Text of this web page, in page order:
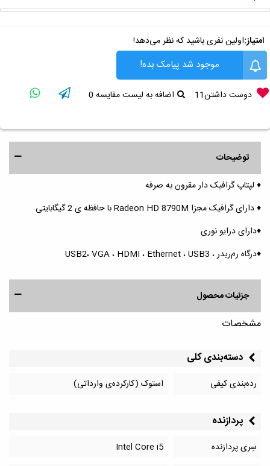
امتیاز:اولین نفری باشید که نظر می‌دهد!
موجود شد پیامک بده!
دوست داشتن11 اضافه به لیست مقایسه 0
توضیحات
♦️ لپتاپ گرافیک دار مقرون به صرفه
♦️ دارای گرافیک مجزا Radeon HD 8790M با حافظه ی 2 گیگابایتی
♦️دارای درایو نوری
♦️درگاه رم‌ریدر ، USB2، VGA ، HDMI ، Ethernet ، USB3
جزئیات محصول
مشخصات
دسته‌بندی کلی
رده‌بندی کیفی استوک (کارکرده‌ی وارداتی)
پردازنده
سِری پردازنده Intel Core i5